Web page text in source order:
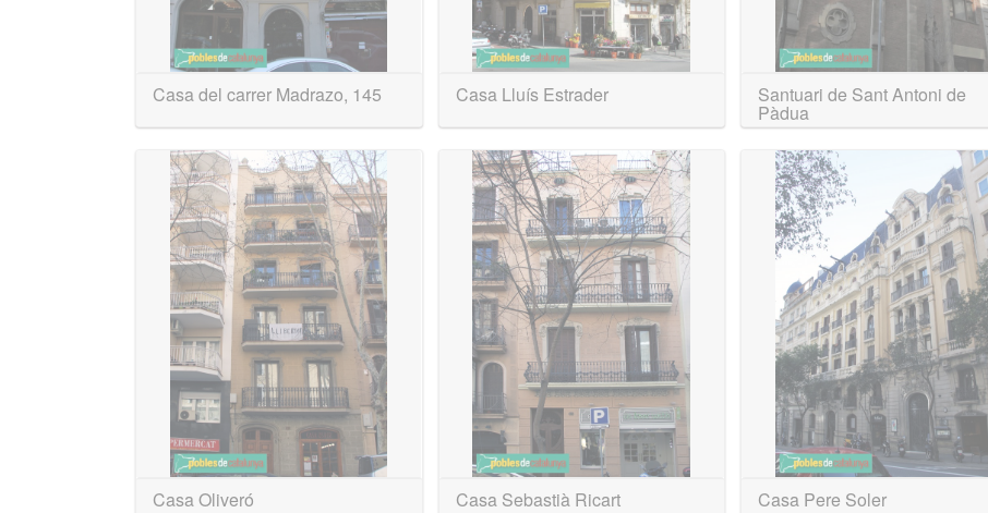
Casa del carrer Madrazo, 145
Casa Oliveró
Casa Lluís Estrader
Casa Sebastià Ricart
Santuari de Sant Antoni de
Pàdua
Casa Pere Soler